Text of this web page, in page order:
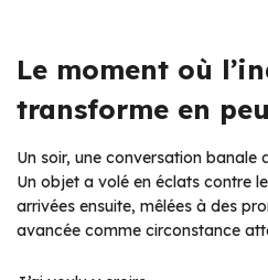
Le moment où
transforme en
Un soir, une conversation banale
Un objet a volé en éclats contre
arrivées ensuite, mêlées à des
avancée comme circonstance